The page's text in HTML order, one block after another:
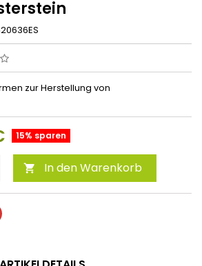
zur Herstellung von
15% sparen
 In den Warenkorb